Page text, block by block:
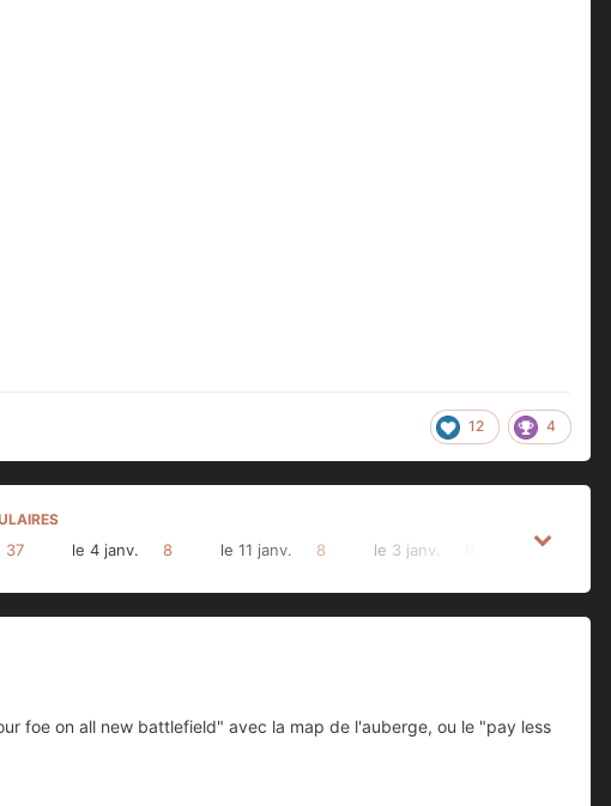
12 4
37 le 4 janv. 8 le 11 janv. 8 le 3 janv.
foe on all new battlefield" avec la map de l'auberge, ou le "pay less